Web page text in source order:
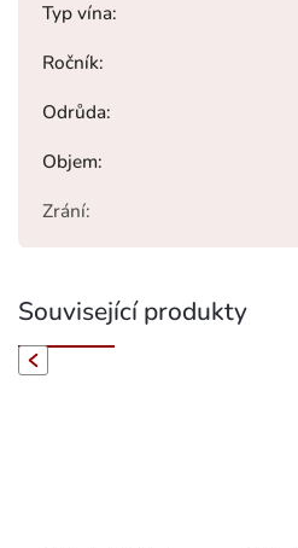
Typ vína:
Ročník:
Odrůda:
Objem:
Zrání:
Související produkty